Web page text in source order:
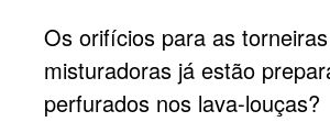
Os orifícios para as torneiras
misturadoras já estão
perfurados nos lava-louças?